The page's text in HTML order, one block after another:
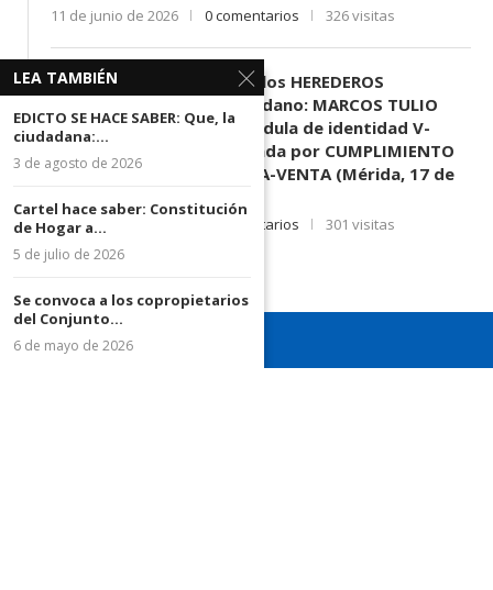
11 de junio de 2026 0 comentarios 326 visitas
EDICTO SE HACE SABER: A los HEREDEROS
DESCONOCIDOS del ciudadano: MARCOS TULIO
MORENO HERRERA, (
) cédula de identidad V-
3.003.963, Parte demandada por CUMPLIMIENTO
DE CONTRATO DE COMPRA-VENTA (Mérida, 17 de
17 de junio de 2026 0 comentarios 301 visitas
LEA TAMBIÉN
EDICTO SE HACE SABER: Que, la
ciudadana:...
3 de agosto de 2026
Cartel hace saber: Constitución
de Hogar a...
5 de julio de 2026
Se convoca a los copropietarios
del Conjunto...
6 de mayo de 2026